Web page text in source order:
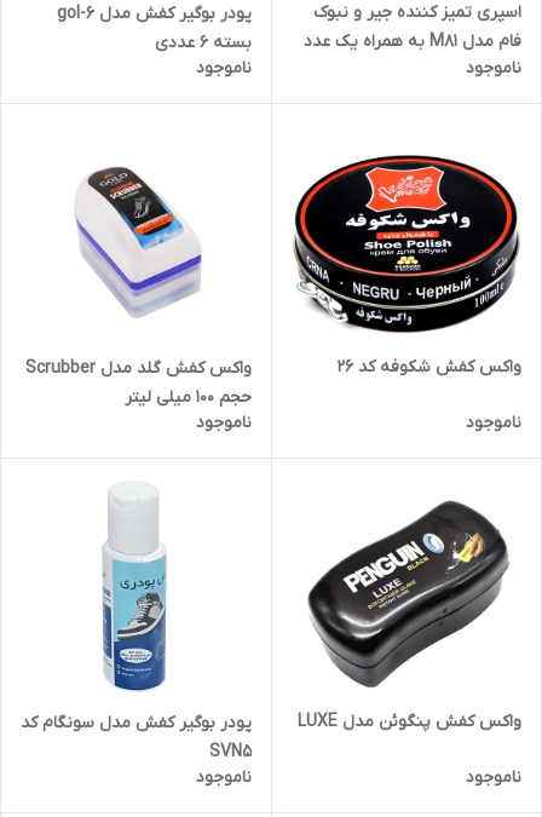
اسپری تمیز کننده جیر و نبوک
فام مدل M81 به همراه یک عدد
پاشنه کش
ناموجود
پودر بوگیر کفش مدل gol-6
بسته 6 عددی
ناموجود
واکس کفش شکوفه کد 26
ناموجود
واکس کفش گلد مدل Scrubber
حجم 100 میلی لیتر
ناموجود
واکس کفش پنگوئن مدل LUXE
ناموجود
پودر بوگیر کفش مدل سونگام کد
SVN5
ناموجود